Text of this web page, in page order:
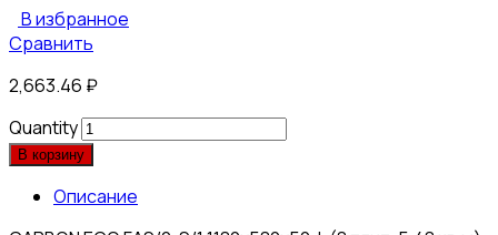
В избранное
Сравнить
2,663.46 ₽
Quantity
В корзину
Описание